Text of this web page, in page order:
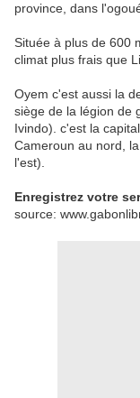
province, dans
Située à plus de 600
climat plus frais que
Oyem c'est aussi la
siège de la légion de
Ivindo). c'est la
Cameroun au nord,
l'est).
Enregistrez votre
source: